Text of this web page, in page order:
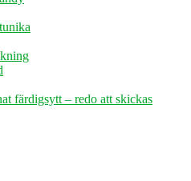
färdigsytt – redo att skickas